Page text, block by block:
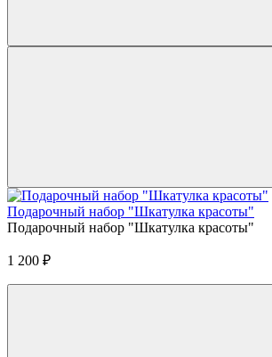
Подарочный набор "Шкатулка красоты"
Подарочный набор "Шкатулка красоты"
1 200 ₽